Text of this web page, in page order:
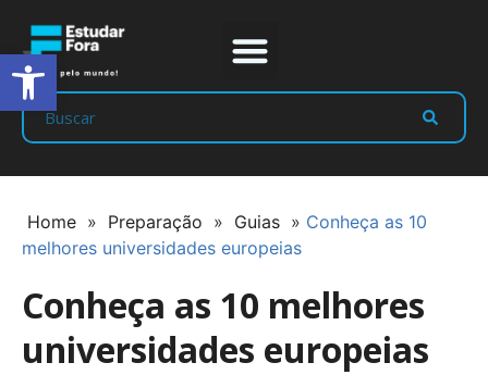
Home » Preparação » Guias » Conheça as 10
melhores universidades europeias
Conheça as 10 melhores
universidades europeias
Abrir a barra de ferramentas